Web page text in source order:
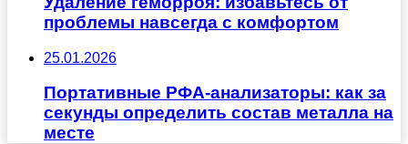
проблемы навсегда с комфортом
25.01.2026
Портативные РФА-анализаторы: как за
секунды определить состав металла на
месте